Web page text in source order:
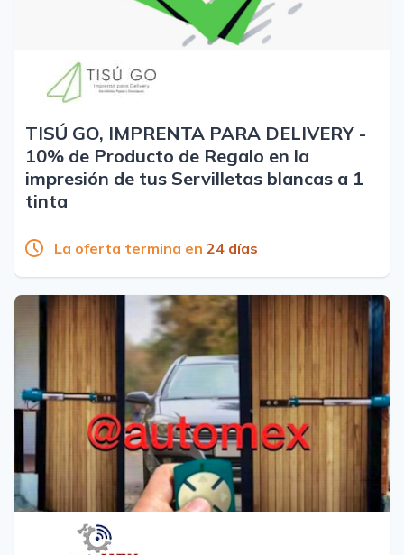
TISÚ GO, IMPRENTA PARA DELIVERY -
10% de Producto de Regalo en la
impresión de tus Servilletas blancas a 1
tinta
La oferta termina en 24 días